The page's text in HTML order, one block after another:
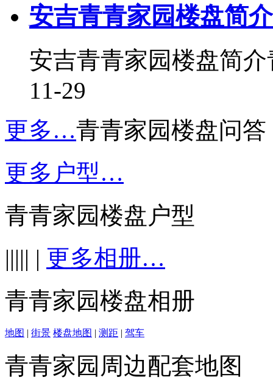
安吉青青家园楼盘简介
安吉青青家园楼盘简
11-29
更多…青青家园楼盘问答
更多户型…
青青家园楼盘户型
||||| | 更多相册…
青青家园楼盘相册
地图 | 街景 楼盘地图 | 测距 | 驾车
青青家园周边配套地图